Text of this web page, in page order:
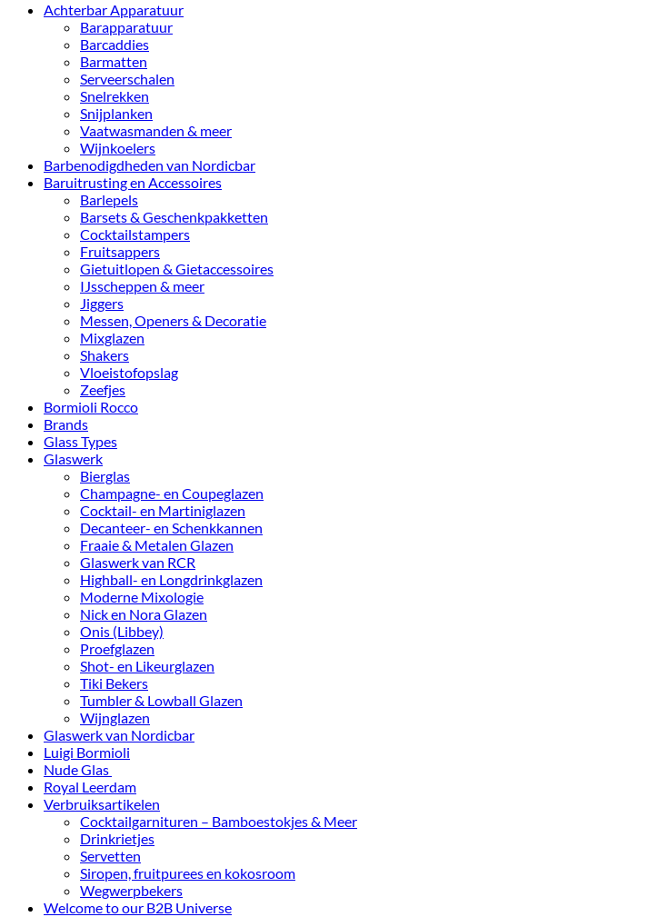
Achterbar Apparatuur
Barapparatuur
Barcaddies
Barmatten
Serveerschalen
Snelrekken
Snijplanken
Vaatwasmanden & meer
Wijnkoelers
Barbenodigdheden van Nordicbar
Baruitrusting en Accessoires
Barlepels
Barsets & Geschenkpakketten
Cocktailstampers
Fruitsappers
Gietuitlopen & Gietaccessoires
IJsscheppen & meer
Jiggers
Messen, Openers & Decoratie
Mixglazen
Shakers
Vloeistofopslag
Zeefjes
Bormioli Rocco
Brands
Glass Types
Glaswerk
Bierglas
Champagne- en Coupeglazen
Cocktail- en Martiniglazen
Decanteer- en Schenkkannen
Fraaie & Metalen Glazen
Glaswerk van RCR
Highball- en Longdrinkglazen
Moderne Mixologie
Nick en Nora Glazen
Onis (Libbey)
Proefglazen
Shot- en Likeurglazen
Tiki Bekers
Tumbler & Lowball Glazen
Wijnglazen
Glaswerk van Nordicbar
Luigi Bormioli
Nude Glas
Royal Leerdam
Verbruiksartikelen
Cocktailgarnituren – Bamboestokjes & Meer
Drinkrietjes
Servetten
Siropen, fruitpurees en kokosroom
Wegwerpbekers
Welcome to our B2B Universe